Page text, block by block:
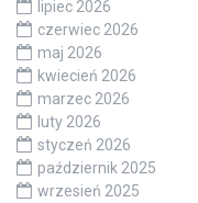
lipiec 2026
czerwiec 2026
maj 2026
kwiecień 2026
marzec 2026
luty 2026
styczeń 2026
październik 2025
wrzesień 2025